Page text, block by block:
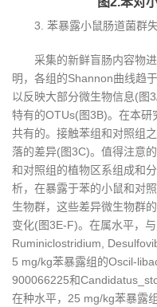
3. 苯暴露小鼠肠道菌群
采集的新鲜盲肠内容物
明，各组的Shannon曲线趋
以反映大部分微生物信息(图
特有的OTUs(图3B)。在本研
共有的。接触苯组和对照组
落的差异(图3C)。值得注意
和对照组的植物区系组成和
析，在暴露于苯的小鼠和对
生物群，这些差异微生物群
变化(图3E-F)。在属水平，
Ruminiclostridium,
5 mg/kg苯暴露组的Oscil-
900066225和
在种水平，25 mg/kg苯暴露